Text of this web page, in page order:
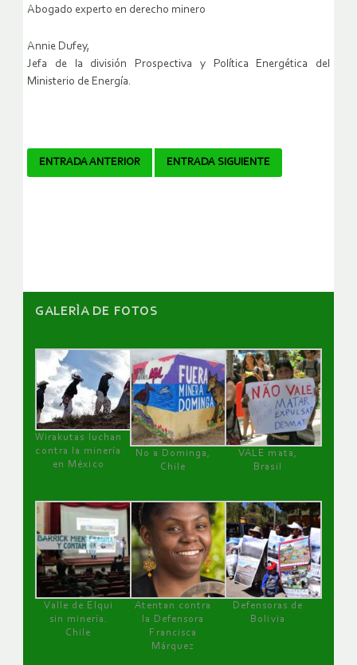
Abogado experto en derecho minero
Annie Dufey,
Jefa de la división Prospectiva y Política Energética del
Ministerio de Energía.
Navegador
ENTRADA ANTERIOR ENTRADA SIGUIENTE
GALERÌA DE FOTOS
Wirakutas luchan
contra la minería
en México
No a Dominga,
Chile
VALE mata,
Brasil
Valle de Elqui
sin minería.
Chile
Atentan contra
la Defensora
Francisca
Márquez
Defensoras de
Bolivia